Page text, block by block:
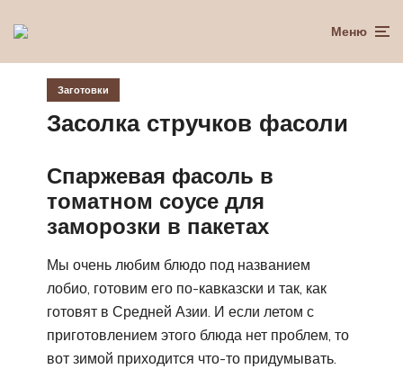
Меню
Заготовки
Засолка стручков фасоли
Спаржевая фасоль в
томатном соусе для
заморозки в пакетах
Мы очень любим блюдо под названием
лобио, готовим его по-кавказски и так, как
готовят в Средней Азии. И если летом с
приготовлением этого блюда нет проблем, то
вот зимой приходится что-то придумывать.